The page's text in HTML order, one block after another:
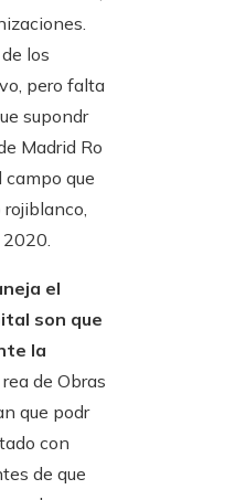
los
pero falta
supondr
Madrid Ro
campo que
2020.
el
son que
la
de Obras
que podr
con
de que